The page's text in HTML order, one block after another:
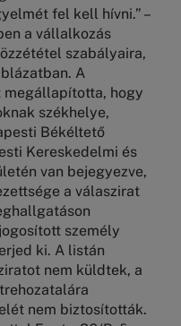
fel kell hívni.” –
a vállalkozás
szabályaira,
A
hogy
székhelye,
Békéltető
Kereskedelmi és
van bejegyezve,
a válaszirat
személy
ki. A listán
nem küldtek, a
nem biztosították.